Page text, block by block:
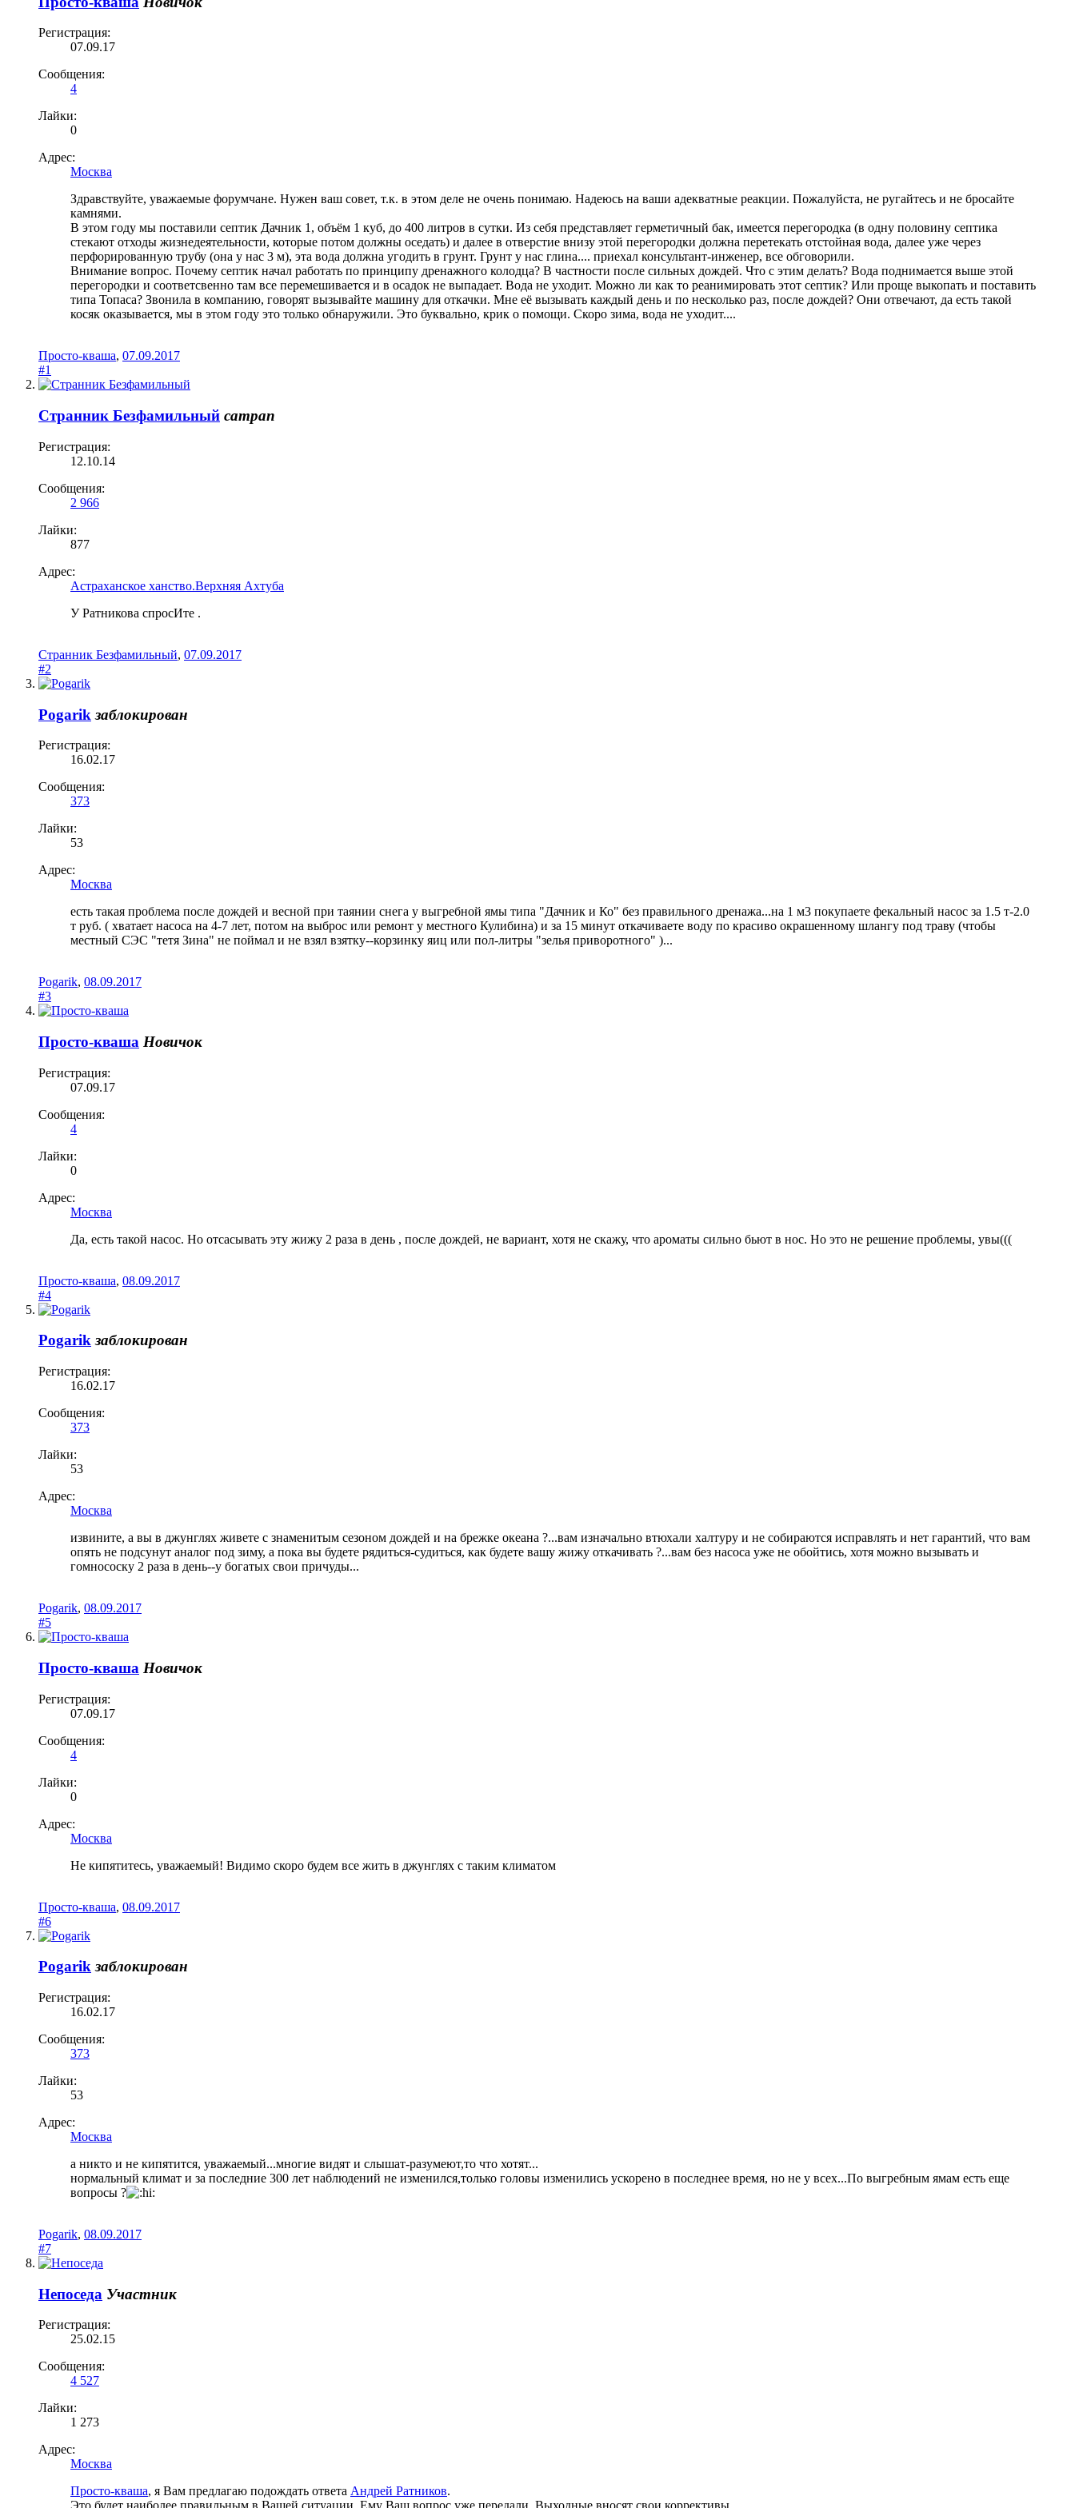
Регистрация:
07.09.17
Сообщения:
4
Лайки:
0
Адрес:
Москва
Здравствуйте, уважаемые форумчане. Нужен ваш совет, т.к. в этом деле не очень понимаю. Надеюсь на ваши адекватные реакции. Пожалуйста, не ругайтесь и не бросайте
камнями.
В этом году мы поставили септик Дачник 1, объём 1 куб, до 400 литров в сутки. Из себя представляет герметичный бак, имеется перегородка (в одну половину септика
стекают отходы жизнедеятельности, которые потом должны оседать) и далее в отверстие внизу этой перегородки должна перетекать отстойная вода, далее уже через
перфорированную трубу (она у нас 3 м), эта вода должна угодить в грунт. Грунт у нас глина.... приехал консультант-инженер, все обговорили.
Внимание вопрос. Почему септик начал работать по принципу дренажного колодца? В частности после сильных дождей. Что с этим делать? Вода поднимается выше этой
перегородки и соответсвенно там все перемешивается и в осадок не выпадает. Вода не уходит. Можно ли как то реанимировать этот септик? Или проще выкопать и поставить
типа Топаса? Звонила в компанию, говорят вызывайте машину для откачки. Мне её вызывать каждый день и по несколько раз, после дождей? Они отвечают, да есть такой
косяк оказывается, мы в этом году это только обнаружили. Это буквально, крик о помощи. Скоро зима, вода не уходит....
Просто-кваша, 07.09.2017
#1
Странник Безфамильный сатрап
Регистрация:
12.10.14
Сообщения:
2 966
Лайки:
877
Адрес:
Астраханское ханство.Верхняя Ахтуба
У Ратникова спросИте .
Странник Безфамильный, 07.09.2017
#2
Pogarik заблокирован
Регистрация:
16.02.17
Сообщения:
373
Лайки:
53
Адрес:
Москва
есть такая проблема после дождей и весной при таянии снега у выгребной ямы типа "Дачник и Ко" без правильного дренажа...на 1 м3 покупаете фекальный насос за 1.5 т-2.0
т руб. ( хватает насоса на 4-7 лет, потом на выброс или ремонт у местного Кулибина) и за 15 минут откачиваете воду по красиво окрашенному шлангу под траву (чтобы
местный СЭС "тетя Зина" не поймал и не взял взятку--корзинку яиц или пол-литры "зелья приворотного" )...
Pogarik, 08.09.2017
#3
Просто-кваша Новичок
Регистрация:
07.09.17
Сообщения:
4
Лайки:
0
Адрес:
Москва
Да, есть такой насос. Но отсасывать эту жижу 2 раза в день , после дождей, не вариант, хотя не скажу, что ароматы сильно бьют в нос. Но это не решение проблемы, увы(((
Просто-кваша, 08.09.2017
#4
Pogarik заблокирован
Регистрация:
16.02.17
Сообщения:
373
Лайки:
53
Адрес:
Москва
извините, а вы в джунглях живете с знаменитым сезоном дождей и на брежке океана ?...вам изначально втюхали халтуру и не собираются исправлять и нет гарантий, что вам
опять не подсунут аналог под зиму, а пока вы будете рядиться-судиться, как будете вашу жижу откачивать ?...вам без насоса уже не обойтись, хотя можно вызывать и
гомнососку 2 раза в день--у богатых свои причуды...
Pogarik, 08.09.2017
#5
Просто-кваша Новичок
Регистрация:
07.09.17
Сообщения:
4
Лайки:
0
Адрес:
Москва
Не кипятитесь, уважаемый! Видимо скоро будем все жить в джунглях с таким климатом
Просто-кваша, 08.09.2017
#6
Pogarik заблокирован
Регистрация:
16.02.17
Сообщения:
373
Лайки:
53
Адрес:
Москва
а никто и не кипятится, уважаемый...многие видят и слышат-разумеют,то что хотят...
нормальный климат и за последние 300 лет наблюдений не изменился,только головы изменились ускорено в последнее время, но не у всех...По выгребным ямам есть еще
вопросы ?
Pogarik, 08.09.2017
#7
Непоседа Участник
Регистрация:
25.02.15
Сообщения:
4 527
Лайки:
1 273
Адрес:
Москва
Просто-кваша, я Вам предлагаю подождать ответа Андрей Ратников.